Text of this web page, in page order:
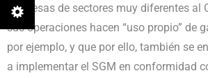
empresas de sectores muy diferentes al
sus operaciones hacen “uso propio” de
por ejemplo, y que por ello, también se
a implementar el SGM en conformidad